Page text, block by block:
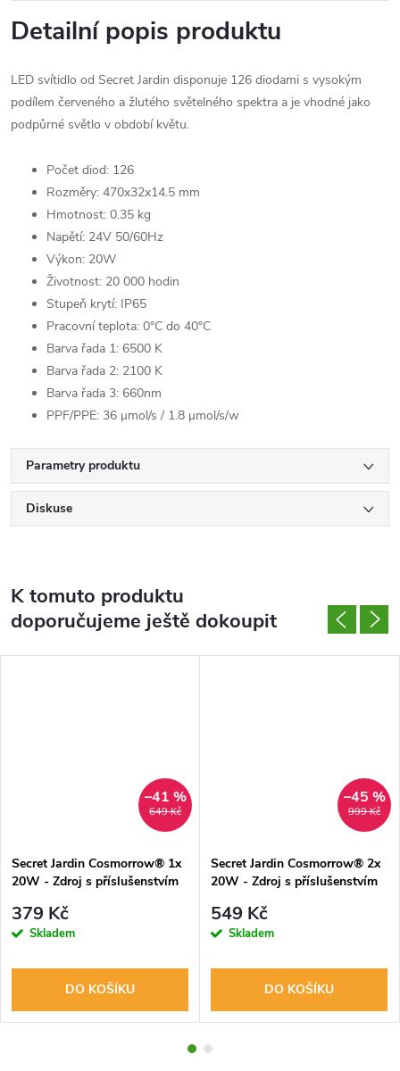
Detailní popis produktu
LED svítidlo od Secret Jardin disponuje 126 diodami s vysokým
podílem červeného a žlutého světelného spektra a je vhodné jako
podpůrné světlo v období květu.
Počet diod: 126
Rozměry: 470x32x14.5 mm
Hmotnost: 0.35 kg
Napětí: 24V 50/60Hz
Výkon: 20W
Životnost: 20 000 hodin
Stupeň krytí: IP65
Pracovní teplota: 0°C do 40°C
Barva řada 1: 6500 K
Barva řada 2: 2100 K
Barva řada 3: 660nm
PPF/PPE: 36 μmol/s / 1.8 μmol/s/w
Parametry produktu
Diskuse
K tomuto produktu
doporučujeme ještě dokoupit
649 Kč
–41 %
Secret Jardin Cosmorrow® 1x
20W - Zdroj s příslušenstvím
379 Kč
Skladem
DO KOŠÍKU
999 Kč
–45 %
Secret Jardin Cosmorrow® 2x
20W - Zdroj s příslušenstvím
549 Kč
Skladem
DO KOŠÍKU